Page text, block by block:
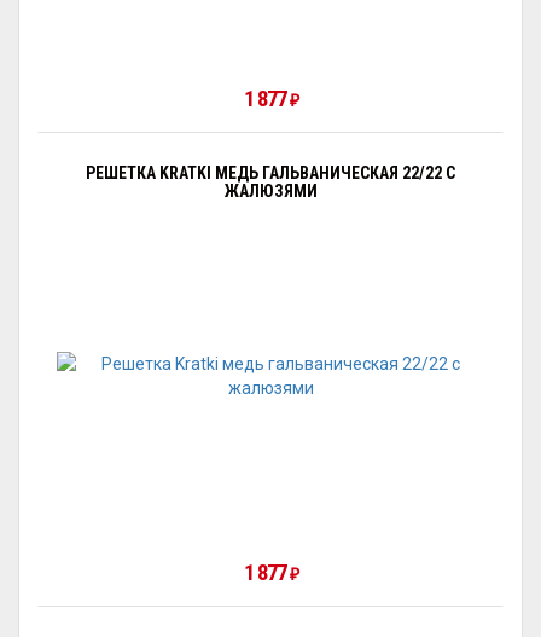
1 877₽
РЕШЕТКА KRATKI МЕДЬ ГАЛЬВАНИЧЕСКАЯ 22/22 С
ЖАЛЮЗЯМИ
1 877₽